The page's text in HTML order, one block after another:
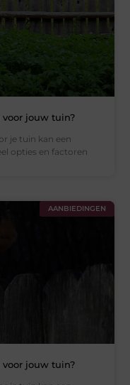
jouw tuin?
je tuin kan een
opties en factoren
AANBIEDINGEN
jouw tuin?